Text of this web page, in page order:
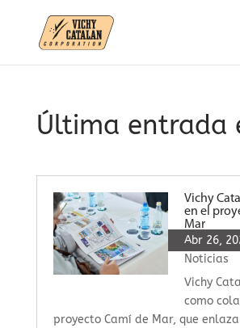
Última entrada
Vichy
en el
Mar
Abr 26,
Noticias
Vichy
como
proyecto Camí de Mar, que